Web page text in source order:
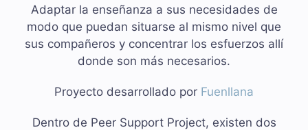
Adaptar la enseñanza a sus necesidades de
modo que puedan situarse al mismo nivel que
sus compañeros y concentrar los esfuerzos allí
donde son más necesarios.
Proyecto desarrollado por Fuenllana
Dentro de Peer Support Project, existen dos